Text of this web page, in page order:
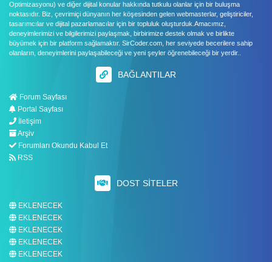
Optimizasyonu) ve diğer dijital konular hakkında tutkulu olanlar için bir buluşma
noktasıdır. Biz, çevrimiçi dünyanın her köşesinden gelen webmasterlar, geliştiriciler,
tasarımcılar ve dijital pazarlamacılar için bir topluluk oluşturduk.Amacımız,
deneyimlerimizi ve bilgilerimizi paylaşmak, birbirimize destek olmak ve birlikte
büyümek için bir platform sağlamaktır. SirCoder.com, her seviyede becerilere sahip
olanların, deneyimlerini paylaşabileceği ve yeni şeyler öğrenebileceği bir yerdir..
BAĞLANTILAR
Forum Sayfası
Portal Sayfası
İletişim
Arşiv
Forumları Okundu Kabul Et
RSS
DOST SITELER
EKLENECEK
EKLENECEK
EKLENECEK
EKLENECEK
EKLENECEK